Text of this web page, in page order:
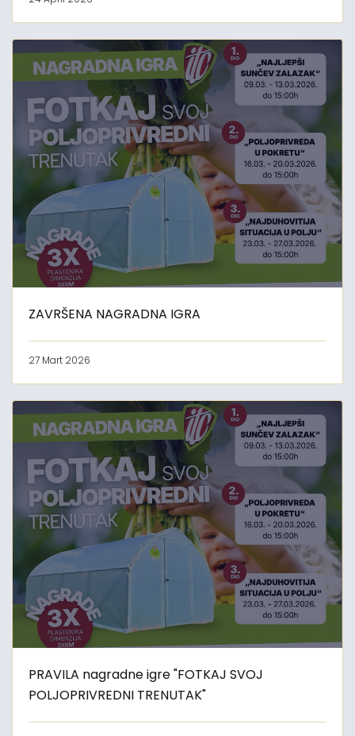
ZAVRŠENA NAGRADNA IGRA
27 Mart 2026
PRAVILA nagradne igre "FOTKAJ SVOJ
POLJOPRIVREDNI TRENUTAK"